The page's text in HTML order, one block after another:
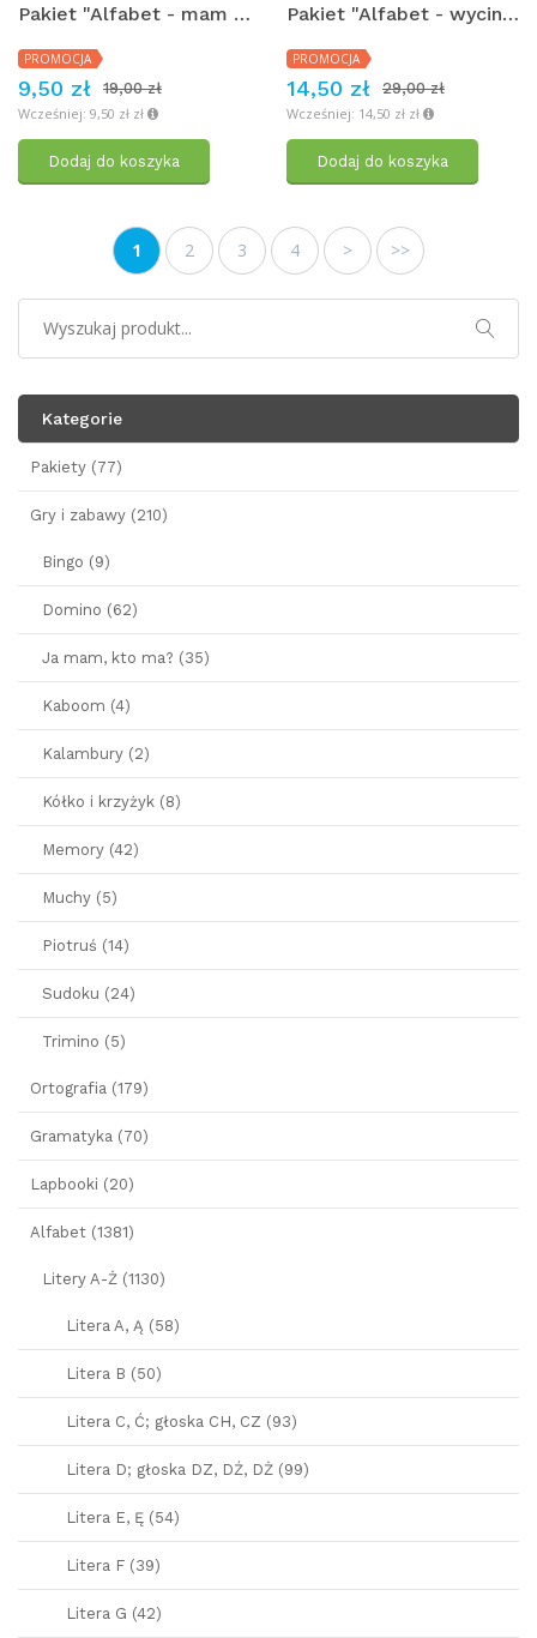
Pakiet "Alfabet - mam oko na ..."
PROMOCJA
9,50 zł
19,00 zł
Wcześniej: 9,50 zł zł
Dodaj do koszyka
Pakiet "Alfabet - wycinanki"
PROMOCJA
14,50 zł
29,00 zł
Wcześniej: 14,50 zł zł
Dodaj do koszyka
1 2 3 4 > >>
Kategorie
Pakiety (77)
Gry i zabawy (210)
Bingo (9)
Domino (62)
Ja mam, kto ma? (35)
Kaboom (4)
Kalambury (2)
Kółko i krzyżyk (8)
Memory (42)
Muchy (5)
Piotruś (14)
Sudoku (24)
Trimino (5)
Ortografia (179)
Gramatyka (70)
Lapbooki (20)
Alfabet (1381)
Litery A-Ż (1130)
Litera A, Ą (58)
Litera B (50)
Litera C, Ć; głoska CH, CZ (93)
Litera D; głoska DZ, DŹ, DŻ (99)
Litera E, Ę (54)
Litera F (39)
Litera G (42)